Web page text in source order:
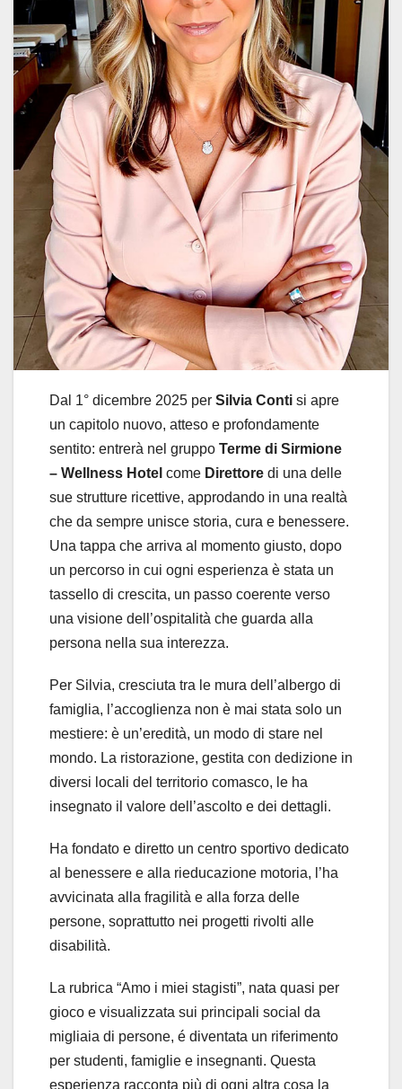
Dal 1° dicembre 2025 per Silvia Conti si apre
un capitolo nuovo, atteso e profondamente
sentito: entrerà nel gruppo Terme di Sirmione
– Wellness Hotel come Direttore di una delle
sue strutture ricettive, approdando in una realtà
che da sempre unisce storia, cura e benessere.
Una tappa che arriva al momento giusto, dopo
un percorso in cui ogni esperienza è stata un
tassello di crescita, un passo coerente verso
una visione dell’ospitalità che guarda alla
persona nella sua interezza.
Per Silvia, cresciuta tra le mura dell’albergo di
famiglia, l’accoglienza non è mai stata solo un
mestiere: è un’eredità, un modo di stare nel
mondo. La ristorazione, gestita con dedizione in
diversi locali del territorio comasco, le ha
insegnato il valore dell’ascolto e dei dettagli.
Ha fondato e diretto un centro sportivo dedicato
al benessere e alla rieducazione motoria, l’ha
avvicinata alla fragilità e alla forza delle
persone, soprattutto nei progetti rivolti alle
disabilità.
La rubrica “Amo i miei stagisti”, nata quasi per
gioco e visualizzata sui principali social da
migliaia di persone, é diventata un riferimento
per studenti, famiglie e insegnanti. Questa
esperienza racconta più di ogni altra cosa la